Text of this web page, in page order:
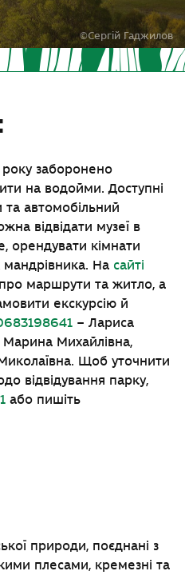
©Сергій Гаджилов
заборонено
на водойми. Доступні
автомобільний
відвідати музеї в
орендувати кімнати
мандрівника. На сайті
маршрути та житло, а
екскурсію й
– Лариса
Марина Михайлівна,
Щоб уточнити
відвідування парку,
або пишіть
природи, поєднані з
плесами, кремезні та